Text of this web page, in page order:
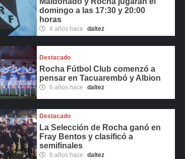
domingo a las 17:30 y 20:00
horas
4 años hace daltez
Destacado
Rocha Fútbol Club comenzó a
pensar en Tacuarembó y Albion
6 años hace daltez
Destacado
La Selección de Rocha ganó en
Fray Bentos y clasificó a
semifinales
6 años hace daltez